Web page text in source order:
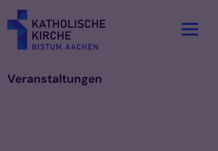
Veranstaltungen